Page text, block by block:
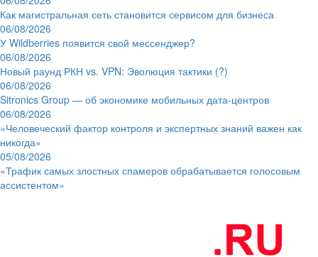
Как магистральная сеть становится сервисом для бизнеса
06/08/2026
У Wildberries появится свой мессенджер?
06/08/2026
Новый раунд РКН vs. VPN: Эволюция тактики (?)
06/08/2026
Sitronics Group — об экономике мобильных дата-центров
06/08/2026
«Человеческий фактор контроля и экспертных знаний важен как
никогда»
05/08/2026
«Трафик самых злостных спамеров обрабатывается голосовым
ассистентом»